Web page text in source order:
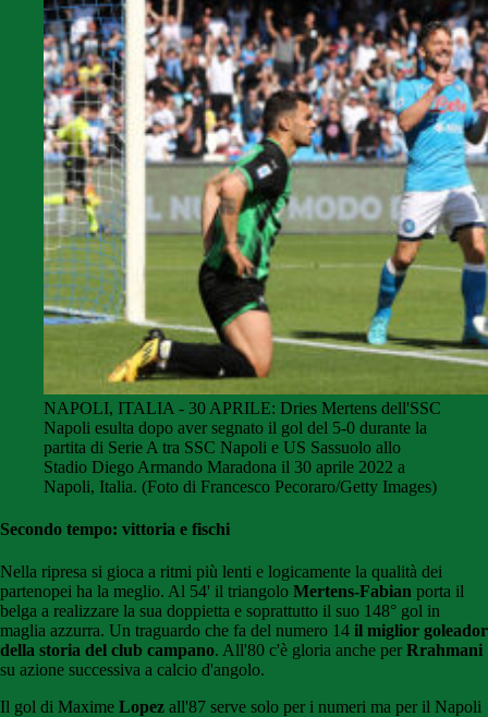
NAPOLI, ITALIA - 30 APRILE: Dries Mertens dell'SSC
Napoli esulta dopo aver segnato il gol del 5-0 durante la
partita di Serie A tra SSC Napoli e US Sassuolo allo
Stadio Diego Armando Maradona il 30 aprile 2022 a
Napoli, Italia. (Foto di Francesco Pecoraro/Getty Images)
Secondo tempo: vittoria e fischi
Nella ripresa si gioca a ritmi più lenti e logicamente la qualità dei
partenopei ha la meglio. Al 54' il triangolo Mertens-Fabian porta il
belga a realizzare la sua doppietta e soprattutto il suo 148° gol in
maglia azzurra. Un traguardo che fa del numero 14 il miglior goleador
della storia del club campano. All'80 c'è gloria anche per Rrahmani
su azione successiva a calcio d'angolo.
Il gol di Maxime Lopez all'87 serve solo per i numeri ma per il Napoli